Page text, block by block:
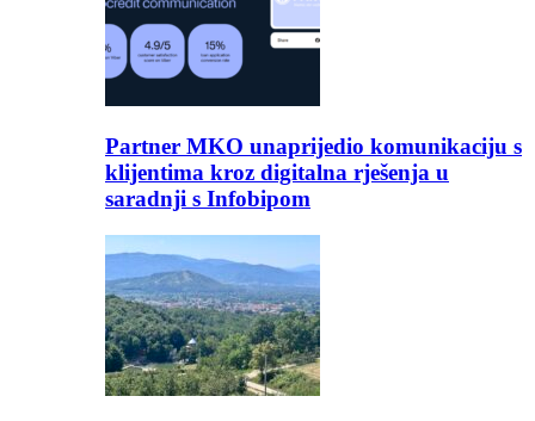
Partner MKO unaprijedio komunikaciju s
klijentima kroz digitalna rješenja u
saradnji s Infobipom